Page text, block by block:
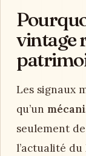
vintage
Les signaux
qu’un
seulement
l’actualité du